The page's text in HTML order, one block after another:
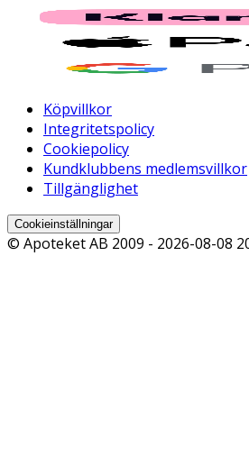
Köpvillkor
Integritetspolicy
Cookiepolicy
Kundklubbens medlemsvillkor
Tillgänglighet
Cookieinställningar
© Apoteket AB 2009 - 2026-08-08